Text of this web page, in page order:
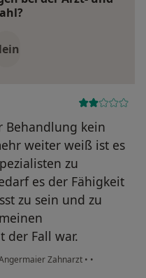
Behandlung kein
weiter weiß ist es
zu
es der Fähigkeit
zu sein und zu
der Fall war.
Zahnarzt • •